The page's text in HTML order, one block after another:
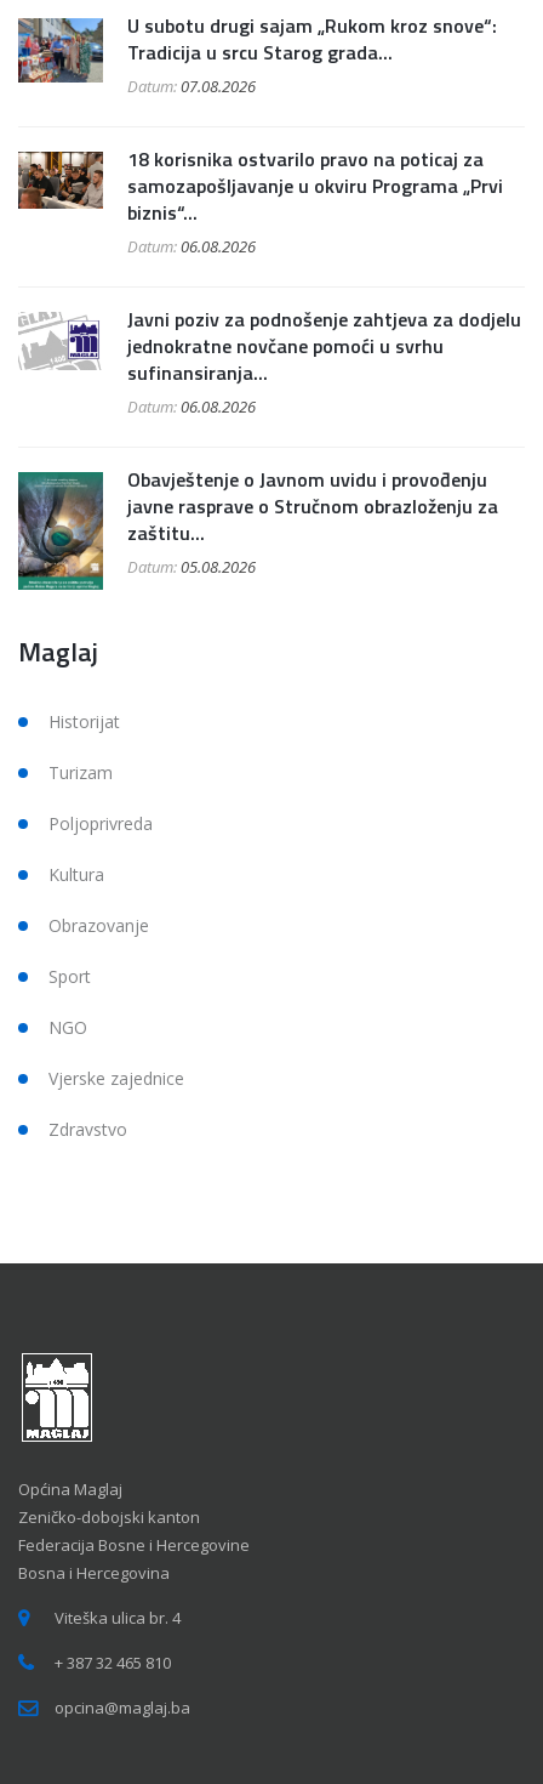
U subotu drugi sajam „Rukom kroz snove“:
Tradicija u srcu Starog grada...
Datum:07.08.2026
18 korisnika ostvarilo pravo na poticaj za
samozapošljavanje u okviru Programa „Prvi
biznis“...
Datum:06.08.2026
Javni poziv za podnošenje zahtjeva za dodjelu
jednokratne novčane pomoći u svrhu
sufinansiranja...
Datum:06.08.2026
Obavještenje o Javnom uvidu i provođenju
javne rasprave o Stručnom obrazloženju za
zaštitu...
Datum:05.08.2026
Maglaj
Historijat
Turizam
Poljoprivreda
Kultura
Obrazovanje
Sport
NGO
Vjerske zajednice
Zdravstvo
Općina Maglaj
Zeničko-dobojski kanton
Federacija Bosne i Hercegovine
Bosna i Hercegovina
Viteška ulica br. 4
+ 387 32 465 810
opcina@maglaj.ba